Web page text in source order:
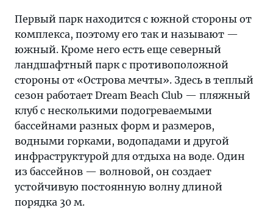
Первый парк находится с южной стороны от
комплекса, поэтому его так и называют —
южный. Кроме него есть еще северный
ландшафтный парк с противоположной
стороны от «Острова мечты». Здесь в теплый
сезон работает Dream Beach Club — пляжный
клуб с несколькими подогреваемыми
бассейнами разных форм и размеров,
водными горками, водопадами и другой
инфраструктурой для отдыха на воде. Один
из бассейнов — волновой, он создает
устойчивую постоянную волну длиной
порядка 30 м.